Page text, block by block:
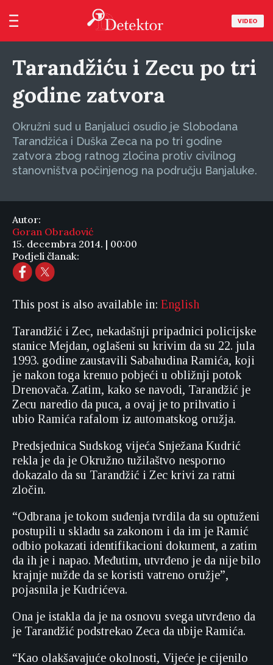
VIDEO
Tarandžiću i Zecu po tri
godine zatvora
Okružni sud u Banjaluci osudio je Slobodana
Tarandžića i Duška Zeca na po tri godine
zatvora zbog ratnog zločina protiv civilnog
stanovništva počinjenog na području Banjaluke.
Autor:
Goran Obradović
15. decembra 2014. | 00:00
Podjeli članak:
This post is also available in: English
Tarandžić i Zec, nekadašnji pripadnici policijske
stanice Mejdan, oglašeni su krivim da su 22. jula
1993. godine zaustavili Sabahudina Ramića, koji
je nakon toga krenuo pobjeći u obližnji potok
Drenovača. Zatim, kako se navodi, Tarandžić je
Zecu naredio da puca, a ovaj je to prihvatio i
ubio Ramića rafalom iz automatskog oružja.
Predsjednica Sudskog vijeća Snježana Kudrić
rekla je da je Okružno tužilaštvo nesporno
dokazalo da su Tarandžić i Zec krivi za ratni
zločin.
“Odbrana je tokom suđenja tvrdila da su optuženi
postupili u skladu sa zakonom i da im je Ramić
odbio pokazati identifikacioni dokument, a zatim
da ih je i napao. Međutim, utvrđeno je da nije bilo
krajnje nužde da se koristi vatreno oružje”,
pojasnila je Kudrićeva.
Ona je istakla da je na osnovu svega utvrđeno da
je Tarandžić podstrekao Zeca da ubije Ramića.
“Kao olakšavajuće okolnosti, Vijeće je cijenilo